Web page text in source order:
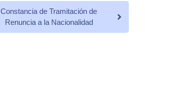
Constancia de Tramitación de
Renuncia a la Nacionalidad